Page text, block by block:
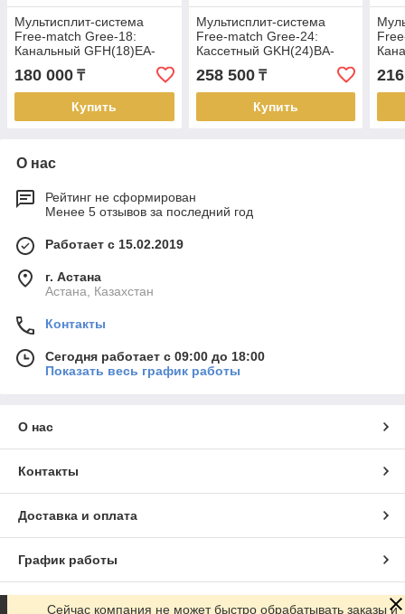
Мультисплит-система
Free-match Gree-18:
Канальный GFH(18)EA-
K3DNA1A/I (Внутренний
блок)
180 000 ₸
Купить
Мультисплит-система
Free-match Gree-24:
Каcсетный GKH(24)BA-
K3DNA1A/I (Внутренний
блок)
258 500₸
Купить
О нас
Рейтинг не сформирован
Менее 5 отзывов за последний год
Работает с 15.02.2019
г. Астана
Астана, Казахстан
Контакты
Сегодня работает с 09:00 до 18:00
Показать весь график работы
О нас
Контакты
Доставка и оплата
График работы
Полная версия сайта
Сейчас компания не может быстро обрабатывать заказы и